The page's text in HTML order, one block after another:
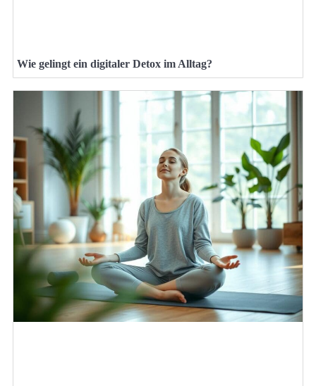
Wie gelingt ein digitaler Detox im Alltag?